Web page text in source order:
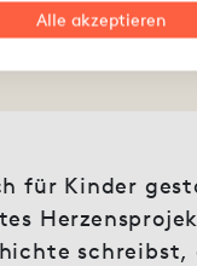
26.11.2025 ·BoD
für Kinder
schreibst,
Alle akzeptieren